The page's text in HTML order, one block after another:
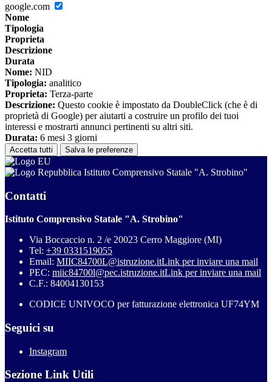
google.com
Nome
Tipologia
Proprieta
Descrizione
Durata
Nome: NID
Tipologia: analitico
Proprieta: Terza-parte
Descrizione: Questo cookie è impostato da DoubleClick (che è di
proprietà di Google) per aiutarti a costruire un profilo dei tuoi
interessi e mostrarti annunci pertinenti su altri siti.
Durata: 6 mesi 3 giorni
Accetta tutti Salva le preferenze
Istituto Comprensivo Statale "A. Strobino"
Contatti
Istituto Comprensivo Statale "A. Strobino"
Via Boccaccio n. 2 /e 20023 Cerro Maggiore (MI)
Tel: +39 0331519055
Email: MIIC84700L@istruzione.itLink per inviare una mail
PEC: miic84700l@pec.istruzione.itLink per inviare una mail
C.F.: 84004130153
CODICE UNIVOCO per fatturazione elettronica UF74YM
Seguici su
Instagram
Sezione Link Utili